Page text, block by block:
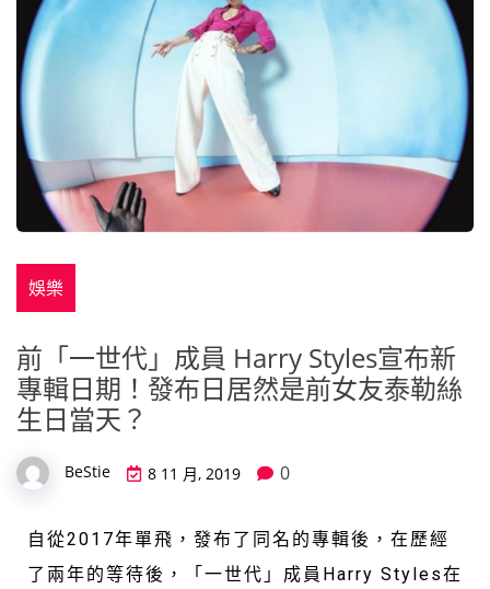
娛樂
前「一世代」成員 Harry Styles宣布新
專輯日期！發布日居然是前女友泰勒絲
生日當天？
BeStie 8 11 月, 2019 0
自從2017年單飛，發布了同名的專輯後，在歷經
了兩年的等待後，「一世代」成員Harry Styles在